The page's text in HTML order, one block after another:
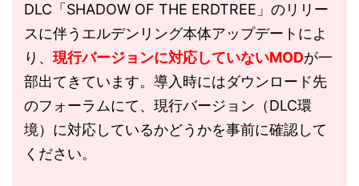
DLC「SHADOW OF THE ERDTREE」のリリー
スに伴うエルデンリング本体アップデートによ
り、 現行バージョンに対応していないMODが一
部出てきています。導入時にはダウンロード先
のフォーラムにて、現行バージョン（DLC環
境）に対応しているかどうかを事前に確認して
ください。